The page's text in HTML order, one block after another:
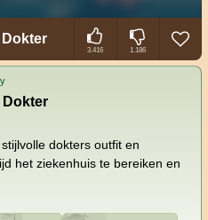
Dokter
3.416 1.186
Dokter
dokters outfit en
het ziekenhuis te bereiken en